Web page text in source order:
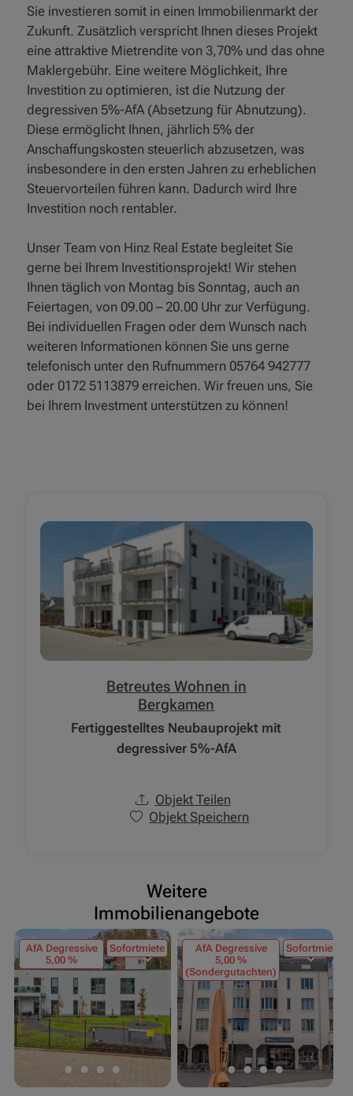
Sie investieren somit in einen Immobilienmarkt der
Zukunft. Zusätzlich verspricht Ihnen dieses Projekt
eine attraktive Mietrendite von 3,70% und das ohne
Maklergebühr. Eine weitere Möglichkeit, Ihre
Investition zu optimieren, ist die Nutzung der
degressiven 5%-AfA (Absetzung für Abnutzung).
Diese ermöglicht Ihnen, jährlich 5% der
Anschaffungskosten steuerlich abzusetzen, was
insbesondere in den ersten Jahren zu erheblichen
Steuervorteilen führen kann. Dadurch wird Ihre
Investition noch rentabler.
Unser Team von Hinz Real Estate begleitet Sie
gerne bei Ihrem Investitionsprojekt! Wir stehen
Ihnen täglich von Montag bis Sonntag, auch an
Feiertagen, von 09.00 – 20.00 Uhr zur Verfügung.
Bei individuellen Fragen oder dem Wunsch nach
weiteren Informationen können Sie uns gerne
telefonisch unter den Rufnummern 05764 942777
oder 0172 5113879 erreichen. Wir freuen uns, Sie
bei Ihrem Investment unterstützen zu können!
Betreutes Wohnen in
Bergkamen
Fertiggestelltes Neubauprojekt mit
degressiver 5%-AfA
Objekt Teilen
Objekt Speichern
Weitere
Immobilienangebote
AfA Degressive
5,00 %
Sofortmiete
AfA Degressive
5,00 %
(Sondergutachten)
Sofortmiete